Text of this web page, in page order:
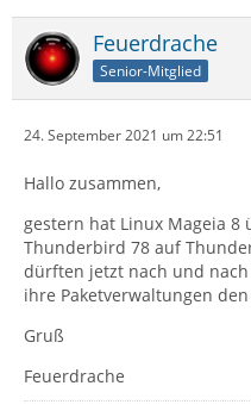
Feuerdrache
Senior-Mitglied
24. September 2021 um 22:51
Hallo zusammen,
gestern hat Linux Mageia 8
Thunderbird 78 auf
dürften jetzt nach und
ihre Paketverwaltungen
Gruß
Feuerdrache